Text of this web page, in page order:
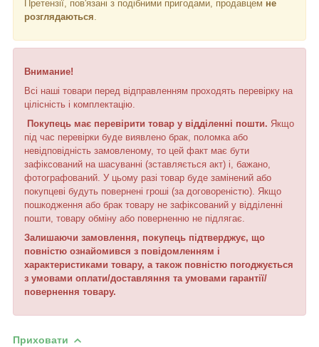
Претензії, пов'язані з подібними пригодами, продавцем не
розглядаються
Внимание!
Всі наші товари перед відправленням проходять перевірку на
цілісність і комплектацію.
Покупець має перевірити товар у відділенні пошти. Якщо
під час перевірки буде виявлено брак, поломка або
невідповідність замовленому, то цей факт має бути
зафіксований на шасуванні (зставляється акт) і, бажано,
фотографований. У цьому разі товар буде замінений або
покупцеві будуть повернені гроші (за договореністю). Якщо
пошкодження або брак товару не зафіксований у відділенні
пошти, товару обміну або поверненню не підлягає.
Залишаючи замовлення, покупець підтверджує, що
повністю ознайомився з повідомленням і
характеристиками товару, а також повністю погоджується
з умовами оплати/доставляння та умовами гарантії/
повернення товару.
Приховати